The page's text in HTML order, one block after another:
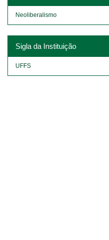
Neoliberalismo
Sigla da Instituição
UFFS